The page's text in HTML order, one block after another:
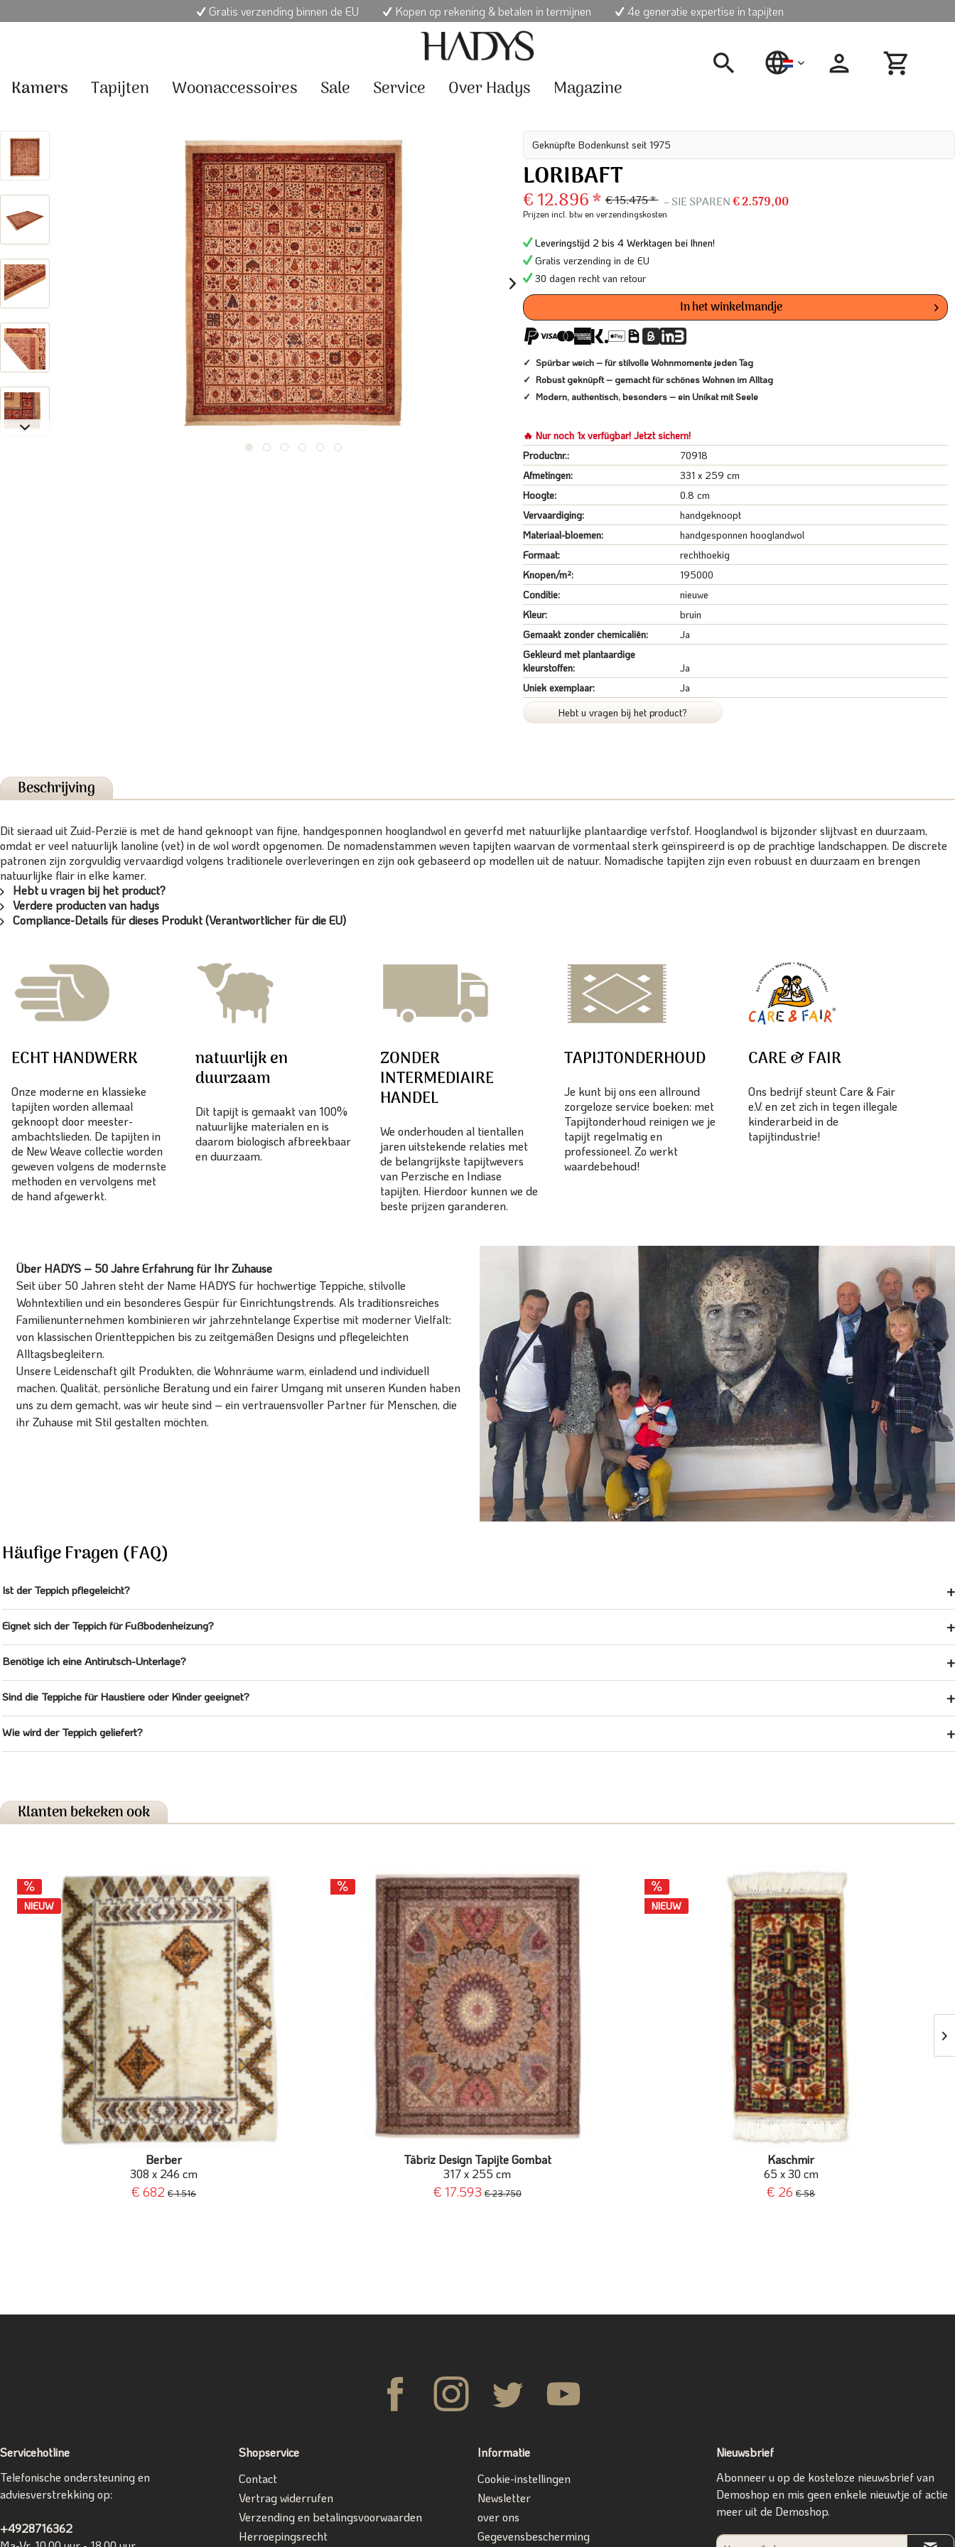
Gratis verzending binnen de EU Kopen op rekening & betalen in termijnen 4e generatie expertise in tapijten
nederlands
Kamers Tapijten Woonaccessoires Sale Service Over Hadys Magazine
Geknüpfte Bodenkunst seit 1975
LORIBAFT
€ 12.896 * € 15.475 * – SIE SPAREN€ 2.579,00
Prijzen incl. btwen verzendingskosten
Leveringstijd 2 bis 4 Werktagen bei Ihnen!
Gratis verzending in de EU
30 dagen recht van retour
In het winkelmandje
Spürbar weich – für stilvolle Wohnmomente jeden Tag
Robust geknüpft – gemacht für schönes Wohnen im Alltag
Modern, authentisch, besonders – ein Unikat mit Seele
🔥 Nur noch 1x verfügbar! Jetzt sichern!
Productnr.:
70918
Afmetingen:
331 x 259 cm
Hoogte:
0.8 cm
Vervaardiging:
handgeknoopt
Materiaal-bloemen:
handgesponnen hooglandwol
Formaat:
rechthoekig
Knopen/m²:
195000
Conditie:
nieuwe
Kleur:
bruin
Gemaakt zonder chemicaliën:
Ja
Gekleurd met plantaardige
kleurstoffen:
Ja
Uniek exemplaar:
Ja
Hebt u vragen bij het product?
Beschrijving
Dit sieraad uit Zuid-Perzië is met de hand geknoopt van fijne, handgesponnen hooglandwol en geverfd met natuurlijke plantaardige verfstof. Hooglandwol is bijzonder slijtvast en duurzaam,
omdat er veel natuurlijk lanoline (vet) in de wol wordt opgenomen. De nomadenstammen weven tapijten waarvan de vormentaal sterk geïnspireerd is op de prachtige landschappen. De discrete
patronen zijn zorgvuldig vervaardigd volgens traditionele overleveringen en zijn ook gebaseerd op modellen uit de natuur. Nomadische tapijten zijn even robuust en duurzaam en brengen
natuurlijke flair in elke kamer.
Hebt u vragen bij het product?
Verdere producten van hadys
Compliance-Details für dieses Produkt (Verantwortlicher für die EU)
ECHT HANDWERK
Onze moderne en klassieke
tapijten worden allemaal
geknoopt door meester-
ambachtslieden. De tapijten in
de New Weave collectie worden
geweven volgens de modernste
methoden en vervolgens met
de hand afgewerkt.
natuurlijk en
duurzaam
Dit tapijt is gemaakt van 100%
natuurlijke materialen en is
daarom biologisch afbreekbaar
en duurzaam.
ZONDER
INTERMEDIAIRE
HANDEL
We onderhouden al tientallen
jaren uitstekende relaties met
de belangrijkste tapijtwevers
van Perzische en Indiase
tapijten. Hierdoor kunnen we de
beste prijzen garanderen.
TAPIJTONDERHOUD
Je kunt bij ons een allround
zorgeloze service boeken: met
Tapijtonderhoud reinigen we je
tapijt regelmatig en
professioneel. Zo werkt
waardebehoud!
CARE & FAIR
Ons bedrijf steunt Care & Fair
e.V. en zet zich in tegen illegale
kinderarbeid in de
tapijtindustrie!
Über HADYS – 50 Jahre Erfahrung für Ihr Zuhause
Seit über 50 Jahren steht der Name HADYS für hochwertige Teppiche, stilvolle
Wohntextilien und ein besonderes Gespür für Einrichtungstrends. Als traditionsreiches
Familienunternehmen kombinieren wir jahrzehntelange Expertise mit moderner Vielfalt:
von klassischen Orientteppichen bis zu zeitgemäßen Designs und pflegeleichten
Alltagsbegleitern.
Unsere Leidenschaft gilt Produkten, die Wohnräume warm, einladend und individuell
machen. Qualität, persönliche Beratung und ein fairer Umgang mit unseren Kunden haben
uns zu dem gemacht, was wir heute sind – ein vertrauensvoller Partner für Menschen, die
ihr Zuhause mit Stil gestalten möchten.
Häufige Fragen (FAQ)
Ist der Teppich pflegeleicht?
Eignet sich der Teppich für Fußbodenheizung?
Benötige ich eine Antirutsch-Unterlage?
Sind die Teppiche für Haustiere oder Kinder geeignet?
Wie wird der Teppich geliefert?
Klanten bekeken ook
NIEUW
Berber
308 x 246 cm
€ 682 € 1.516
Täbriz Design Tapijte Gombat
317 x 255 cm
€ 17.593 € 23.750
NIEUW
Kaschmir
65 x 30 cm
€ 26 € 58
Servicehotline
Telefonische ondersteuning en
adviesverstrekking op:
+4928716362
Shopservice
Contact
Vertrag widerrufen
Verzending en betalingsvoorwaarden
Herroepingsrecht
Informatie
Cookie-instellingen
Newsletter
over ons
Gegevensbescherming
Nieuwsbrief
Abonneer u op de kosteloze nieuwsbrief van
Demoshop en mis geen enkele nieuwtje of actie
meer uit de Demoshop.